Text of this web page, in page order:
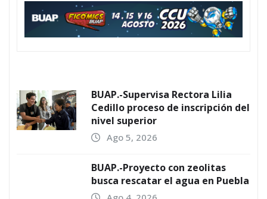
BUAP.-Supervisa Rectora Lilia
Cedillo proceso de inscripción del
nivel superior
Ago 5, 2026
BUAP.-Proyecto con zeolitas
busca rescatar el agua en Puebla